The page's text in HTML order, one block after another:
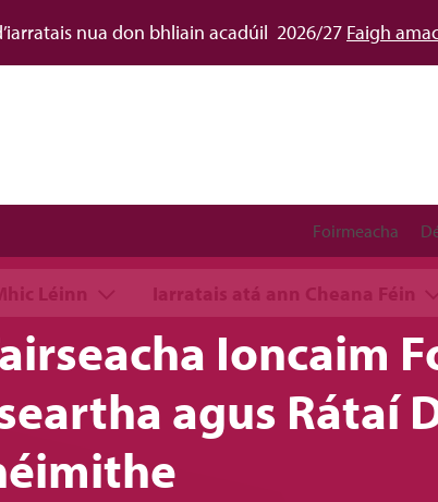
nua don bhliain acadúil 2026/27 Faigh
Foirmeacha
Ioncaim
agus Rátaí